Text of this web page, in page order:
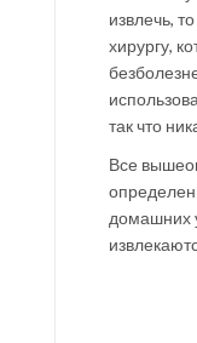
извлечь,
хирургу,
так что
Все
домашних